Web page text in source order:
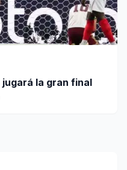
jugará la gran final